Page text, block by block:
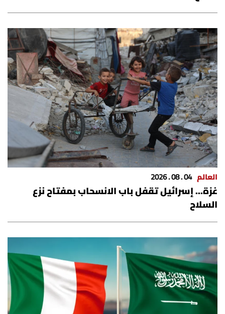
العالم 04 . 08 . 2026
غزة... إسرائيل تقفل باب الانسحاب بمفتاح نزع
السلاح